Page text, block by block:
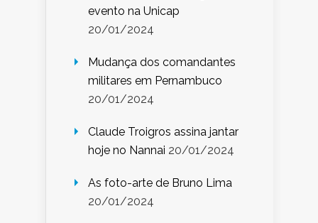
evento na Unicap
20/01/2024
Mudança dos comandantes
militares em Pernambuco
20/01/2024
Claude Troigros assina jantar
hoje no Nannai 20/01/2024
As foto-arte de Bruno Lima
20/01/2024